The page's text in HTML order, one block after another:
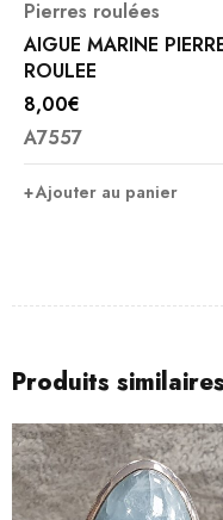
Pierres roulées
AIGUE MARINE
ROULEE
8,00€
A7557
Ajouter au panier
Produits similaires